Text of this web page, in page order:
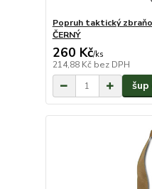
Popruh taktický
ČERNÝ
260 Kč/ks
214,88 Kč bez DPH
šup